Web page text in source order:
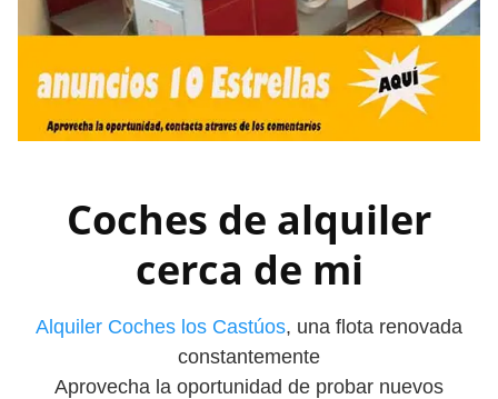
Coches de alquiler
cerca de mi
Alquiler Coches los Castúos, una flota renovada
constantemente
Aprovecha la oportunidad de probar nuevos